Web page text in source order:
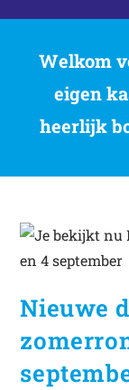
Welkom
eigen
heerlijk
Nieuwe